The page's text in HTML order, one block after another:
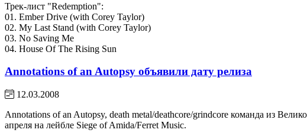
Трек-лист "Redemption":
01. Ember Drive (with Corey Taylor)
02. My Last Stand (with Corey Taylor)
03. No Saving Me
04. House Of The Rising Sun
Annotations of an Autopsy объявили дату релиза
12.03.2008
Annotations of an Autopsy, death metal/deathcore/grindcore команда из
апреля на лейбле Siege of Amida/Ferret Music.